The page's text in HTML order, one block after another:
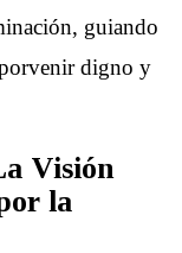
guiando
digno y
Visión
la